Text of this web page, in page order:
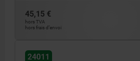
45,15 €
hors TVA
hors frais d’envoi
24011